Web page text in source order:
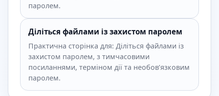
паролем.
Діліться файлами із захистом паролем
Практична сторінка для: Діліться файлами із
захистом паролем, з тимчасовими
посиланнями, терміном дії та необов’язковим
паролем.